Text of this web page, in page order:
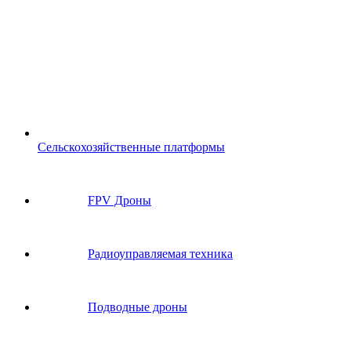
Сельскохозяйственные платформы
FPV Дроны
Радиоуправляемая техника
Подводные дроны